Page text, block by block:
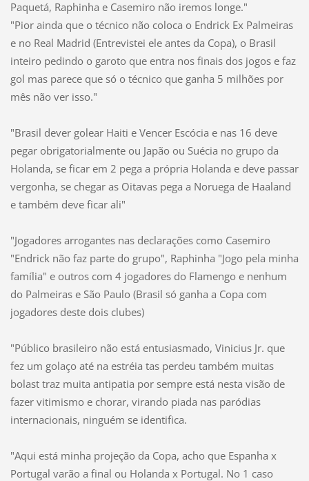
Paquetá, Raphinha e Casemiro não iremos longe."
"Pior ainda que o técnico não coloca o Endrick Ex Palmeiras
e no Real Madrid (Entrevistei ele antes da Copa), o Brasil
inteiro pedindo o garoto que entra nos finais dos jogos e faz
gol mas parece que só o técnico que ganha 5 milhões por
mês não ver isso."
"Brasil dever golear Haiti e Vencer Escócia e nas 16 deve
pegar obrigatorialmente ou Japão ou Suécia no grupo da
Holanda, se ficar em 2 pega a própria Holanda e deve passar
vergonha, se chegar as Oitavas pega a Noruega de Haaland
e também deve ficar ali"
"Jogadores arrogantes nas declarações como Casemiro
"Endrick não faz parte do grupo", Raphinha "Jogo pela minha
família" e outros com 4 jogadores do Flamengo e nenhum
do Palmeiras e São Paulo (Brasil só ganha a Copa com
jogadores deste dois clubes)
"Público brasileiro não está entusiasmado, Vinicius Jr. que
fez um golaço até na estréia tas perdeu também muitas
bolast traz muita antipatia por sempre está nesta visão de
fazer vitimismo e chorar, virando piada nas paródias
internacionais, ninguém se identifica.
"Aqui está minha projeção da Copa, acho que Espanha x
Portugal varão a final ou Holanda x Portugal. No 1 caso